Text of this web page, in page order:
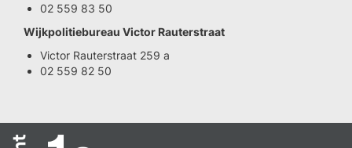
02 559 83 50
Wijkpolitiebureau Victor Rauterstraat
Victor Rauterstraat 259 a
02 559 82 50